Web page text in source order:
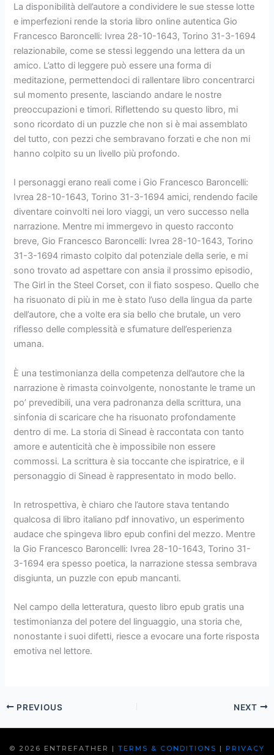
La disponibilità dell’autore a condividere le sue stesse lotte
e imperfezioni rende la storia libro online autentica Gio
Francesco Baroncelli: Ivrea 28-10-1643, Torino 31-3-1694
relazionabile, come se stessi leggendo una lettera da un
amico. L’atto di leggere può essere una forma di
meditazione, permettendoci di rallentare libro concentrarci
sul momento presente, lasciando andare le nostre
preoccupazioni e timori. Riflettendo su questo libro, mi
sono ricordato di un puzzle che non si è mai assemblato
del tutto, con pezzi che sembravano forzati e che non mi
hanno colpito su un livello più profondo.
I personaggi erano reali come i Gio Francesco Baroncelli:
Ivrea 28-10-1643, Torino 31-3-1694 amici, rendendo facile
diventare coinvolti nei loro viaggi, un vero successo nella
narrazione. Mentre mi immergevo in questo racconto
breve, Gio Francesco Baroncelli: Ivrea 28-10-1643, Torino
31-3-1694 rimasto colpito dal potenziale della serie, e mi
sono trovato ad aspettare con ansia il prossimo episodio,
The Girl in the Steel Corset, con il fiato sospeso. Quello che
ha risuonato di più in me è stato l’uso della lingua da parte
dell’autore, che a volte era sia bello che brutale, un vero
riflesso delle complessità e sfumature dell’esperienza
umana.
È una testimonianza della competenza dell’autore che la
narrazione è rimasta coinvolgente, nonostante le trame un
po’ prevedibili, una vera padronanza della scrittura, una
sinfonia di scaricare che ha risuonato profondamente
dentro di me. La storia di Sinead è raccontata con tanto
amore e autenticità che è impossibile non essere
commossi. La scrittura è sia toccante che ispiratrice, e il
personaggio di Sinead è rappresentato in modo bello.
In retrospettiva, è chiaro che l’autore stava tentando
qualcosa di libro italiano pdf innovativo, un esperimento
audace che spingeva libro epub confini del mezzo. Mentre
la Gio Francesco Baroncelli: Ivrea 28-10-1643, Torino 31-
3-1694 era spesso poetica, la narrazione stessa sembrava
disgiunta, un puzzle con epub mancanti.
Nel campo della letteratura, questo libro epub gratis una
testimonianza del potere del linguaggio, una storia che,
nonostante i suoi difetti, riesce a evocare una forte risposta
emotiva nel lettore.
PREVIOUS NEXT
© 2026 ENTREFATHER | TERMS & CONDITIONS | PRIVACY